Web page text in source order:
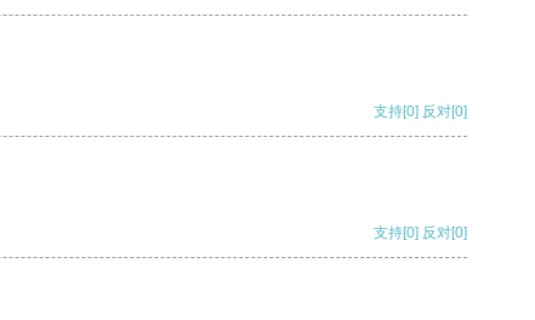
支持[0] 反对[0]
支持[0] 反对[0]